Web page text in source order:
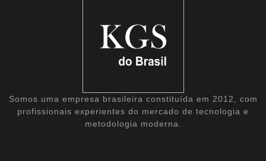
Somos uma empresa brasileira constituída em 2012, com
profissionais experientes do mercado de tecnologia e
metodologia moderna.